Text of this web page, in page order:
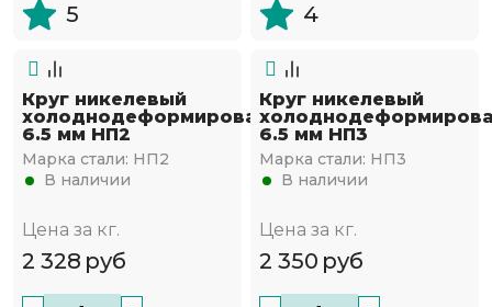
5 4
Круг никелевый
холоднодеформированный
6.5 мм НП2
Марка стали: НП2
В наличии
Цена за кг.
2 328 руб
Круг никелевый
6.5 мм НП3
Марка стали: НП3
В наличии
Цена за кг.
2 350 руб